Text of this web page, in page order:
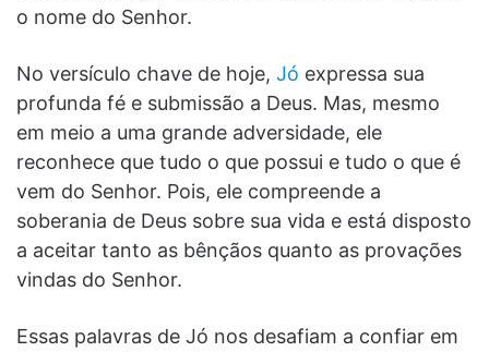
o nome do Senhor.
No versículo chave de hoje, Jó expressa sua
profunda fé e submissão a Deus. Mas, mesmo
em meio a uma grande adversidade, ele
reconhece que tudo o que possui e tudo o que é
vem do Senhor. Pois, ele compreende a
soberania de Deus sobre sua vida e está disposto
a aceitar tanto as bênçãos quanto as provações
vindas do Senhor.
Essas palavras de Jó nos desafiam a confiar em